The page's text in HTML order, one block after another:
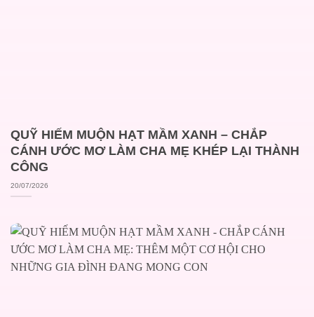
QUỸ HIẾM MUỘN HẠT MẦM XANH – CHẮP
CÁNH ƯỚC MƠ LÀM CHA MẸ KHÉP LẠI THÀNH
CÔNG
20/07/2026